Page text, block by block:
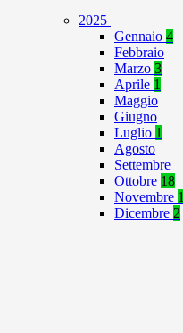
2025
Gennaio 4
Febbraio
Marzo 3
Aprile 1
Maggio
Giugno
Luglio 1
Agosto
Settembre
Ottobre 18
Novembre 1
Dicembre 2